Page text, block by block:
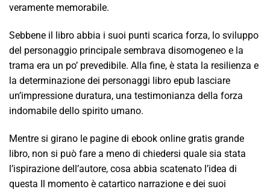
veramente memorabile.
Sebbene il libro abbia i suoi punti scarica forza, lo sviluppo
del personaggio principale sembrava disomogeneo e la
trama era un po’ prevedibile. Alla fine, è stata la resilienza e
la determinazione dei personaggi libro epub lasciare
un’impressione duratura, una testimonianza della forza
indomabile dello spirito umano.
Mentre si girano le pagine di ebook online gratis grande
libro, non si può fare a meno di chiedersi quale sia stata
l’ispirazione dell’autore, cosa abbia scatenato l’idea di
questa Il momento è catartico narrazione e dei suoi